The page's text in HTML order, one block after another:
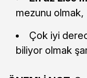
mezunu olmak,
Çok iyi
biliyor olmak